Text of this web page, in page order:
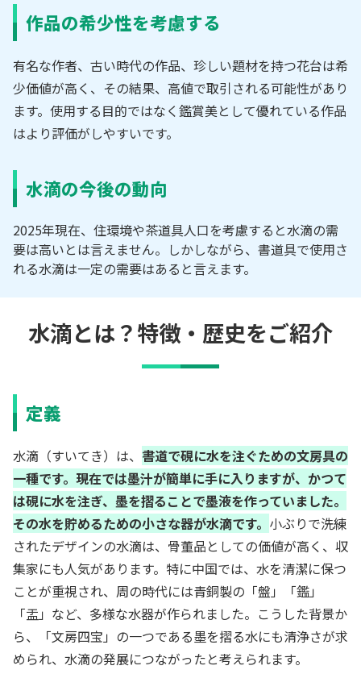
作品の希少性を考慮する
有名な作者、古い時代の作品、珍しい題材を持つ花台は希
少価値が高く、その結果、高値で取引される可能性があり
ます。使用する目的ではなく鑑賞美として優れている作品
はより評価がしやすいです。
水滴の今後の動向
2025年現在、住環境や茶道具人口を考慮すると水滴の需
要は高いとは言えません。しかしながら、書道具で使用さ
れる水滴は一定の需要はあると言えます。
水滴とは？特徴・歴史をご紹介
定義
水滴（すいてき）は、 書道で硯に水を注ぐための文房具の
一種です。現在では墨汁が簡単に手に入りますが、かつて
は硯に水を注ぎ、墨を摺ることで墨液を作っていました。
その水を貯めるための小さな器が水滴です。 小ぶりで洗練
されたデザインの水滴は、骨董品としての価値が高く、収
集家にも人気があります。特に中国では、水を清潔に保つ
ことが重視され、周の時代には青銅製の「盤」「鑑」
「盂」など、多様な水器が作られました。こうした背景か
ら、「文房四宝」の一つである墨を摺る水にも清浄さが求
められ、水滴の発展につながったと考えられます。